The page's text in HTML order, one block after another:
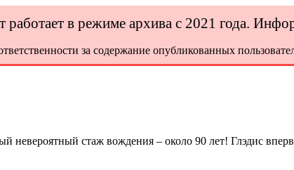
работает в режиме архива с 2021 года.
за содержание опубликованных
невероятный стаж вождения – около 90 лет! Глэдис